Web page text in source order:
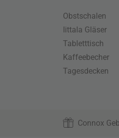
Obstschalen
Iittala Gläser
Tabletttisch
Kaffeebecher
Tagesdecken
Connox